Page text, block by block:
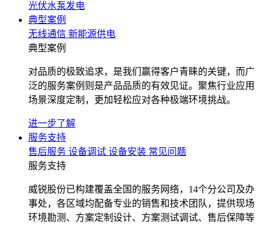
光伏水泵发电
典型案例
无线通信 新能源供电
典型案例
对品质的极致追求，是我们赢得客户青睐的关键，而广
泛的服务案例则是产品品质的有效见证。聚焦行业应用
场景深度定制，更加轻松应对各种极端环境挑战。
进一步了解
服务支持
售后服务 设备调试 设备安装 常见问题
服务支持
威锐股份已构建覆盖全国的服务网络，14个分公司及办
事处，各区域均配备专业的销售和技术团队，提供现场
环境勘测、方案定制设计、方案测试调试、售后保障等